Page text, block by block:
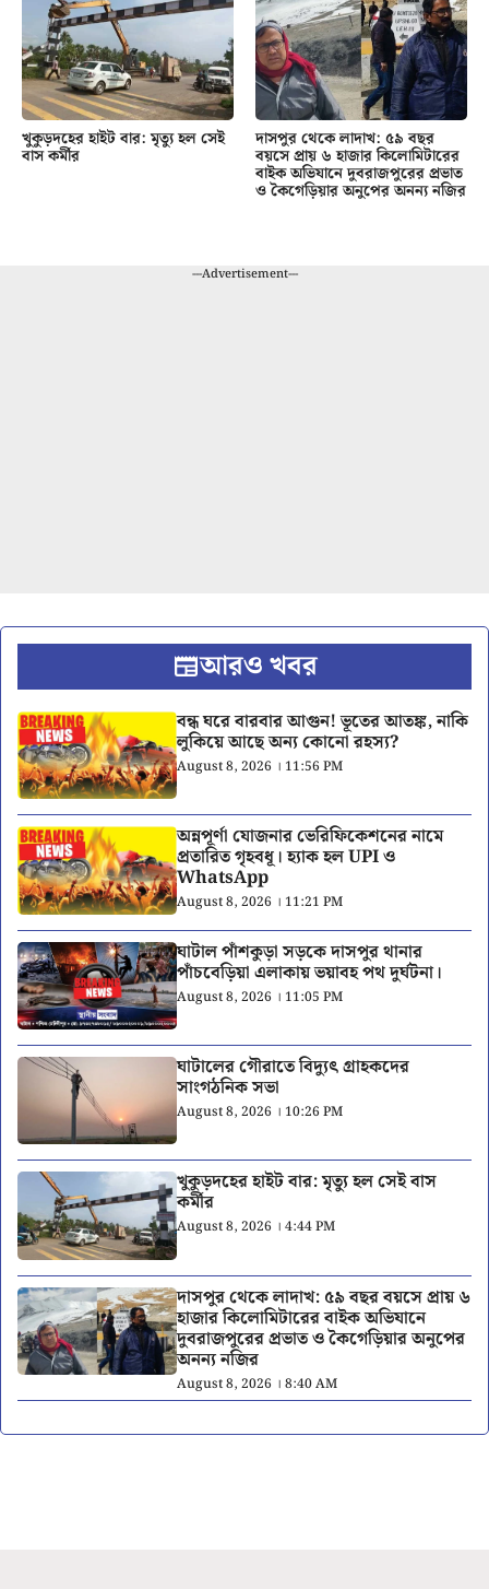
খুকুড়দহের হাইট বার: মৃত্যু হল সেই
বাস কর্মীর
দাসপুর থেকে লাদাখ: ৫৯ বছর
বয়সে প্রায় ৬ হাজার কিলোমিটারের
বাইক অভিযানে দুবরাজপুরের প্রভাত
ও কৈগেড়িয়ার অনুপের অনন্য নজির
---Advertisement---
আরও খবর
বন্ধ ঘরে বারবার আগুন! ভূতের আতঙ্ক, নাকি
লুকিয়ে আছে অন্য কোনো রহস্য?
August 8, 2026 । 11:56 PM
অন্নপূর্ণা যোজনার ভেরিফিকেশনের নামে
প্রতারিত গৃহবধূ। হ্যাক হল UPI ও
WhatsApp
August 8, 2026 । 11:21 PM
ঘাটাল পাঁশকুড়া সড়কে দাসপুর থানার
পাঁচবেড়িয়া এলাকায় ভয়াবহ পথ দুর্ঘটনা।
August 8, 2026 । 11:05 PM
ঘাটালের গৌরাতে বিদ্যুৎ গ্রাহকদের
সাংগঠনিক সভা
August 8, 2026 । 10:26 PM
খুকুড়দহের হাইট বার: মৃত্যু হল সেই বাস
কর্মীর
August 8, 2026 । 4:44 PM
দাসপুর থেকে লাদাখ: ৫৯ বছর বয়সে প্রায় ৬
হাজার কিলোমিটারের বাইক অভিযানে
দুবরাজপুরের প্রভাত ও কৈগেড়িয়ার অনুপের
অনন্য নজির
August 8, 2026 । 8:40 AM